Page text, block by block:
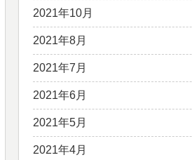
2021年10月
2021年8月
2021年7月
2021年6月
2021年5月
2021年4月